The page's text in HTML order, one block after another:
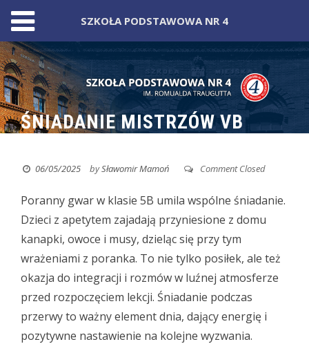
Skip
to
content
ŚNIADANIE MISTRZÓW VB
06/05/2025 bySławomir Mamoń Comment Closed
Poranny gwar w klasie 5B umila wspólne śniadanie.
Dzieci z apetytem zajadają przyniesione z domu
kanapki, owoce i musy, dzieląc się przy tym
wrażeniami z poranka. To nie tylko posiłek, ale też
okazja do integracji i rozmów w luźnej atmosferze
przed rozpoczęciem lekcji. Śniadanie podczas
przerwy to ważny element dnia, dający energię i
pozytywne nastawienie na kolejne wyzwania.
SZKOŁA PODSTAWOWA NR 4